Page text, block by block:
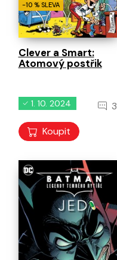
-10 % SLEVA
Clever a Smart:
Atomový postřik
1. 10. 2024 3
Koupit